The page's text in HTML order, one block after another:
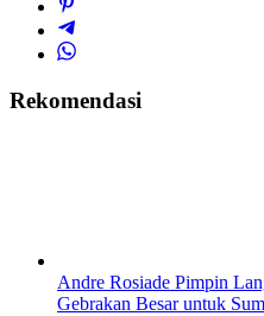
Rekomendasi
Andre Rosiade Pimpin
Gebrakan Besar untuk